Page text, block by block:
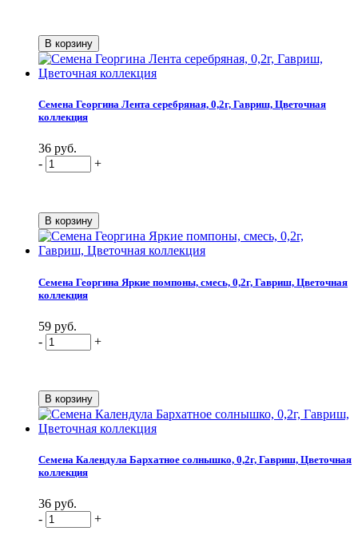
Семена Георгина Лента серебряная, 0,2г, Гавриш, Цветочная
коллекция
36 руб.
-
+
Семена Георгина Яркие помпоны, смесь, 0,2г, Гавриш, Цветочная
коллекция
59 руб.
-
+
Семена Календула Бархатное солнышко, 0,2г, Гавриш, Цветочная
коллекция
36 руб.
-
+